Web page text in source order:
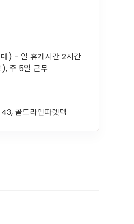
) - 일 휴게시간 2시간
주 5일 근무
골드라인파렛텍